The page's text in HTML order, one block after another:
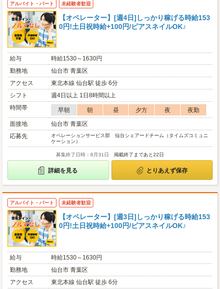
アルバイト・パート 未経験者歓迎
【オペレーター】[週4日]しっかり稼げる時給153
0円!土日祝時給+100円/ピアスネイルOK♪
給与
時給1530～1630円
勤務地
仙台市 青葉区
アクセス
東北本線 仙台駅 徒歩 6分
シフト
週4日以上 1日8時間以上
時間帯
早朝 朝 昼 夕方 夜
夜勤
面接地
仙台市 青葉区
応募先
オペレーションサービス部 仙台シェアードチーム（タイムズコミュニ
ケーション）
募集終了日時：8月31日 掲載終了まであと22日
詳細を見る とりあえず保存
アルバイト・パート 未経験者歓迎
【オペレーター】[週3日]しっかり稼げる時給153
0円!土日祝時給+100円/ピアスネイルOK♪
給与
時給1530～1630円
勤務地
仙台市 青葉区
アクセス
東北本線 仙台駅 徒歩 6分